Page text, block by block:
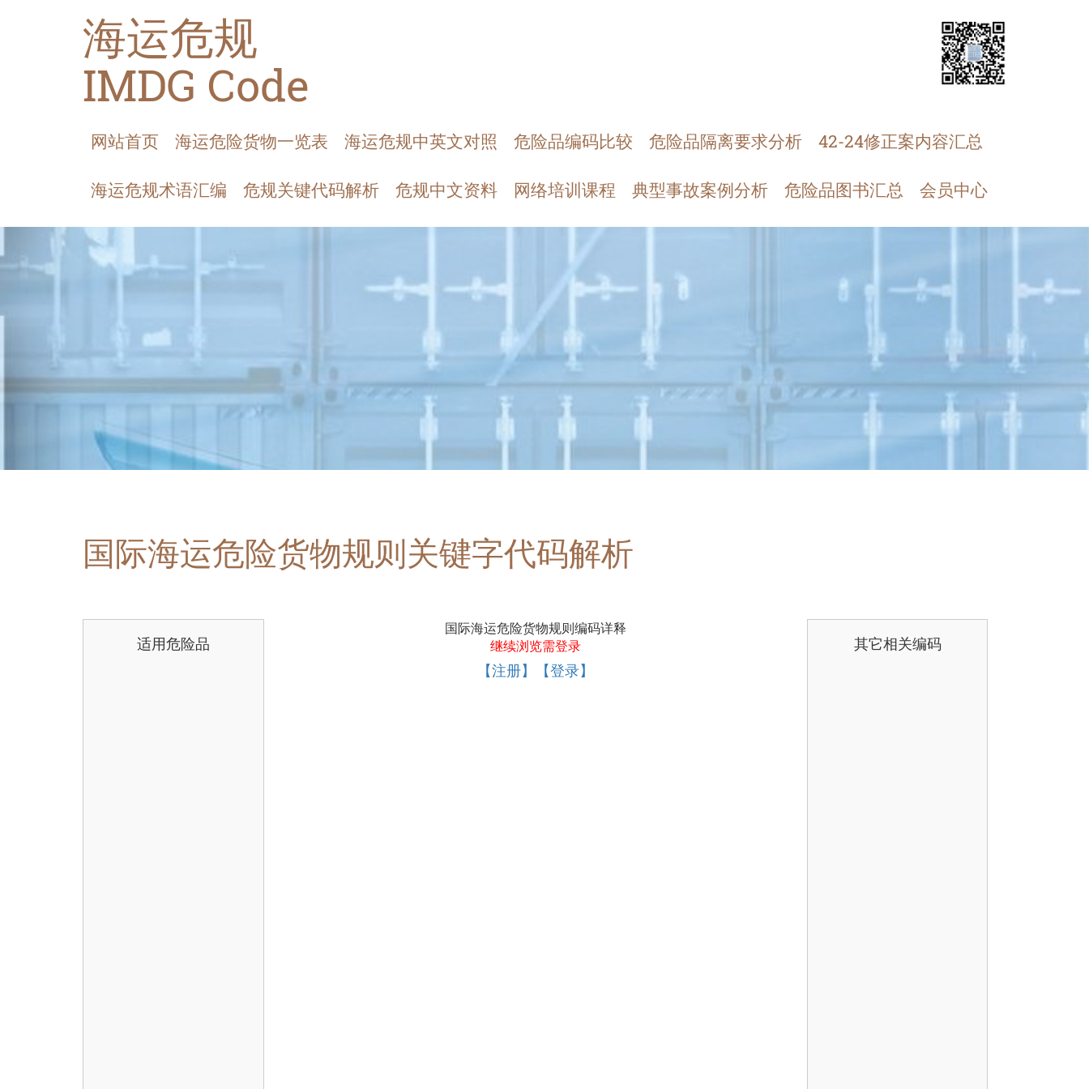
海运危规
IMDG Code
网站首页 海运危险货物一览表 海运危规中英文对照 危险品编码比较 危险品隔离要求分析 42-24修正案内容汇总
海运危规术语汇编 危规关键代码解析 危规中文资料 网络培训课程 典型事故案例分析 危险品图书汇总 会员中心
国际海运危险货物规则关键字代码解析
适用危险品
国际海运危险货物规则编码详释
继续浏览需登录
【注册】【登录】
其它相关编码